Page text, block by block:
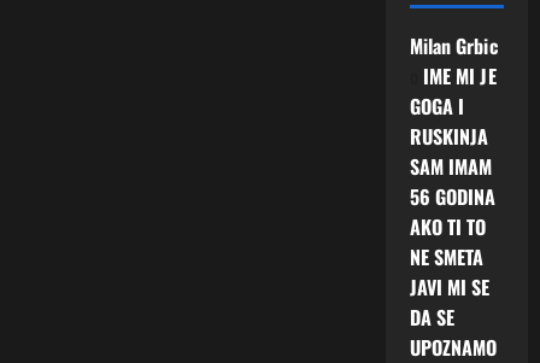
Milan Grbic
IME MI JE
GOGA I
RUSKINJA
SAM IMAM
56 GODINA
AKO TI TO
NE SMETA
JAVI MI SE
DA SE
UPOZNAMO